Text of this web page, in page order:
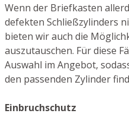
Wenn der Briefkasten
defekten Schließzylinders
bieten wir auch die
auszutauschen. Für diese
Auswahl im Angebot,
den passenden Zylinder
Einbruchschutz